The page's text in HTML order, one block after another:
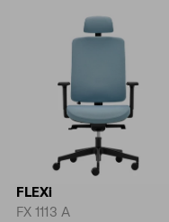
FLEXi
FX 1113 A